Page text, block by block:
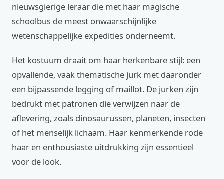
nieuwsgierige leraar die met haar magische
schoolbus de meest onwaarschijnlijke
wetenschappelijke expedities onderneemt.
Het kostuum draait om haar herkenbare stijl: een
opvallende, vaak thematische jurk met daaronder
een bijpassende legging of maillot. De jurken zijn
bedrukt met patronen die verwijzen naar de
aflevering, zoals dinosaurussen, planeten, insecten
of het menselijk lichaam. Haar kenmerkende rode
haar en enthousiaste uitdrukking zijn essentieel
voor de look.